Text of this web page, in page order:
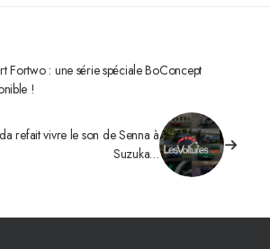
Fortwo : une série spéciale BoConcept
!
refait vivre le son de Senna à
Suzuka…